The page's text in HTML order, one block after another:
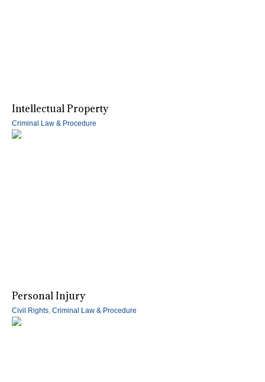
Intellectual Property
Criminal Law & Procedure
Personal Injury
Civil Rights Criminal Law & Procedure